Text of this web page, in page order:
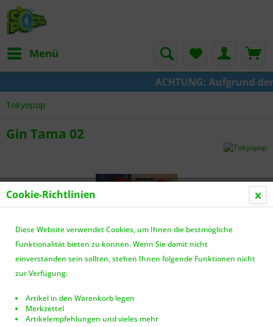
Menü
ACHTUNG: Aufgrund
Tokyopop
Gin Tama 02
Dieser Artikel steht derzeit nicht zur Verfügung!
Cookie-Richtlinien
Diese Website verwendet Cookies, um Ihnen die bestmögliche
Funktionalität bieten zu können. Wenn Sie damit nicht
einverstanden sein sollten, stehen Ihnen folgende Funktionen nicht
zur Verfügung:
Artikel in den Warenkorb legen
Merkzettel
Artikelempfehlungen und vieles mehr